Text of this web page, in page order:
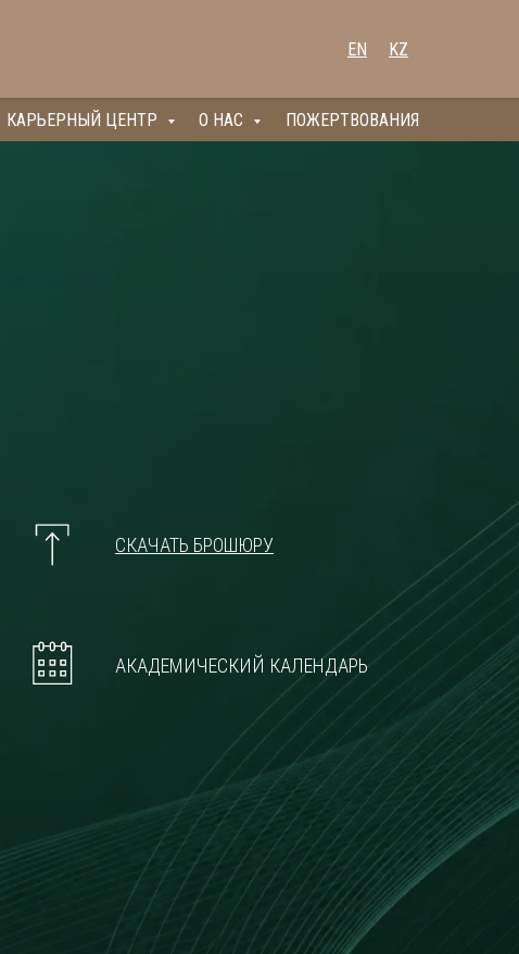
КАРЬЕРНЫЙ ЦЕНТР О НАС ПОЖЕРТВОВАНИЯ
EN KZ
СКАЧАТЬ БРОШЮРУ
АКАДЕМИЧЕСКИЙ КАЛЕНДАРЬ